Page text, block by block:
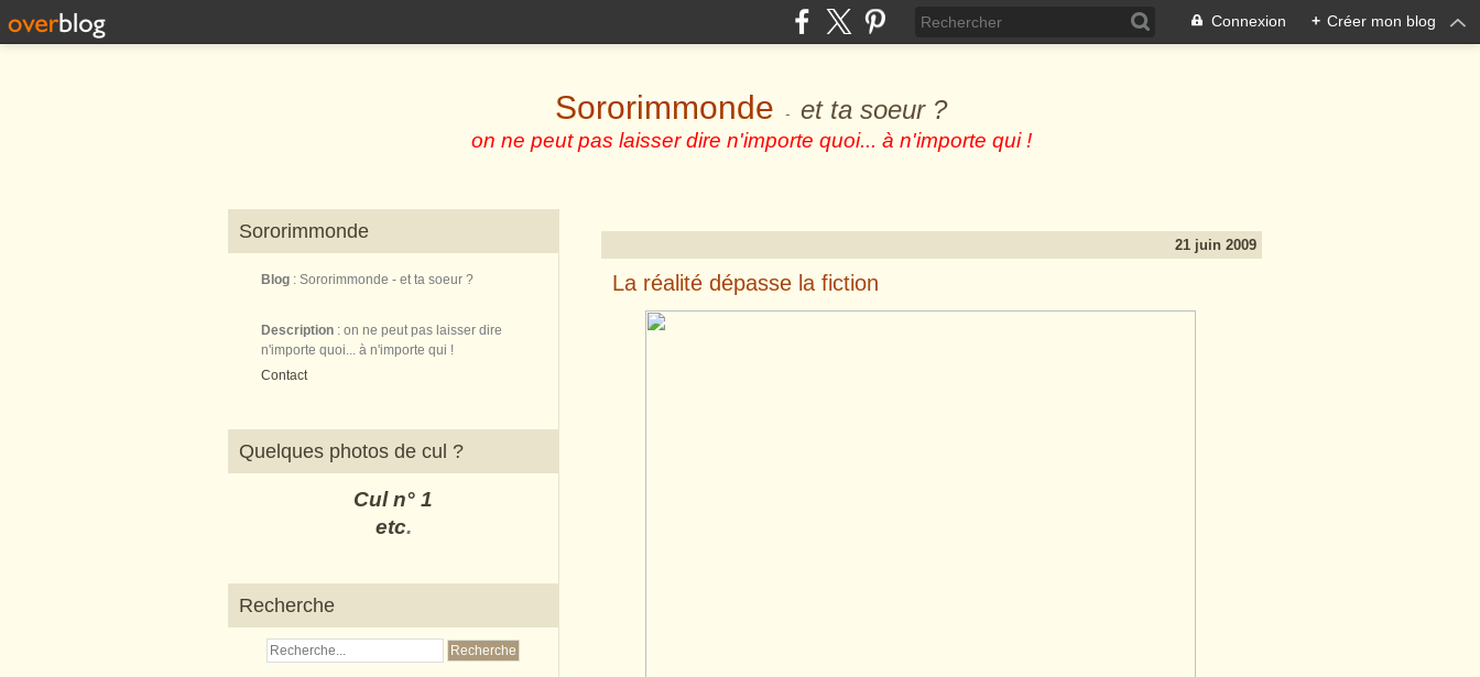
Connexion + Créer mon blog
Sororimmonde - et ta soeur ?
on ne peut pas laisser dire n'importe quoi... à n'importe qui !
Sororimmonde
Blog : Sororimmonde - et ta soeur ?
Description : on ne peut pas laisser dire
n'importe quoi... à n'importe qui !
Contact
Quelques photos de cul ?
Cul n° 1
etc.
Recherche
21 juin 2009
La réalité dépasse la fiction